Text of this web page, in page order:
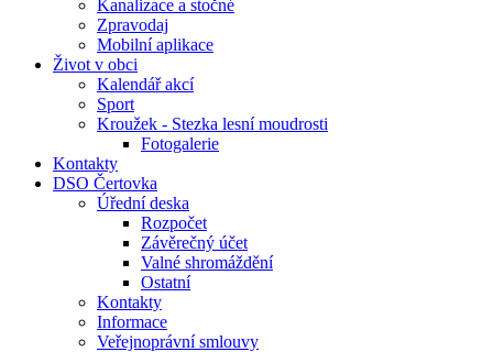
Kanalizace a stočné
Zpravodaj
Mobilní aplikace
Život v obci
Kalendář akcí
Sport
Kroužek - Stezka lesní moudrosti
Fotogalerie
Kontakty
DSO Čertovka
Úřední deska
Rozpočet
Závěrečný účet
Valné shromáždění
Ostatní
Kontakty
Informace
Veřejnoprávní smlouvy